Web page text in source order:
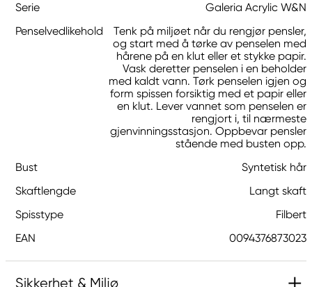
Serie
Galeria Acrylic W&N
Penselvedlikehold
Tenk på miljøet når du rengjør pensler,
og start med å tørke av penselen med
hårene på en klut eller et stykke papir.
Vask deretter penselen i en beholder
med kaldt vann. Tørk penselen igjen og
form spissen forsiktig med et papir eller
en klut. Lever vannet som penselen er
rengjort i, til nærmeste
gjenvinningsstasjon. Oppbevar pensler
stående med busten opp.
Bust
Syntetisk hår
Skaftlengde
Langt skaft
Spisstype
Filbert
EAN
0094376873023
Sikkerhet & Miljø